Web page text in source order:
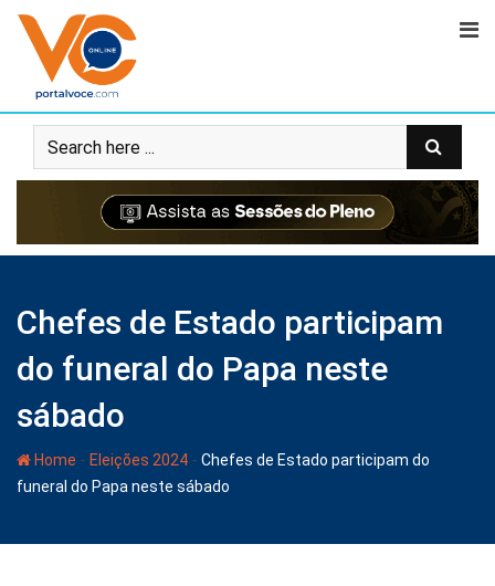
Chefes de Estado participam
do funeral do Papa neste
sábado
Home - Eleições 2024 - Chefes de Estado participam do
funeral do Papa neste sábado